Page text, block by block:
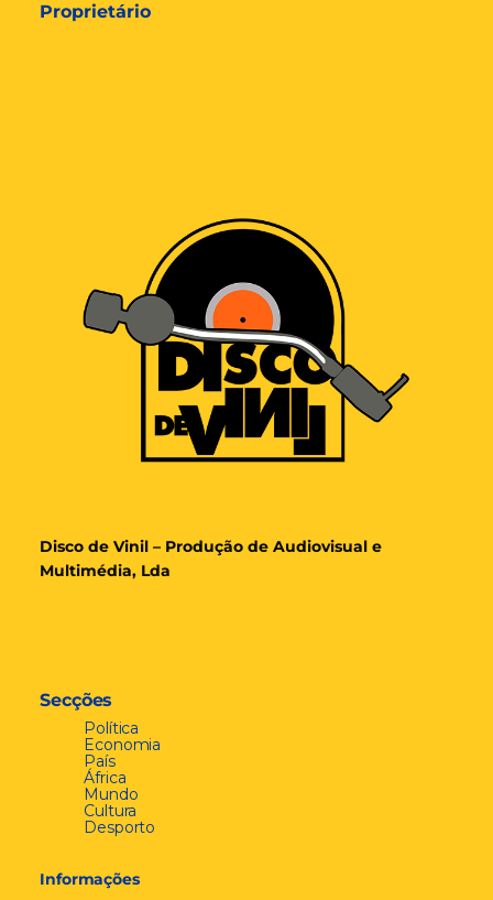
Proprietário
Disco de Vinil – Produção de Audiovisual e
Multimédia, Lda
Secções
Política
Economia
País
África
Mundo
Cultura
Desporto
Informações